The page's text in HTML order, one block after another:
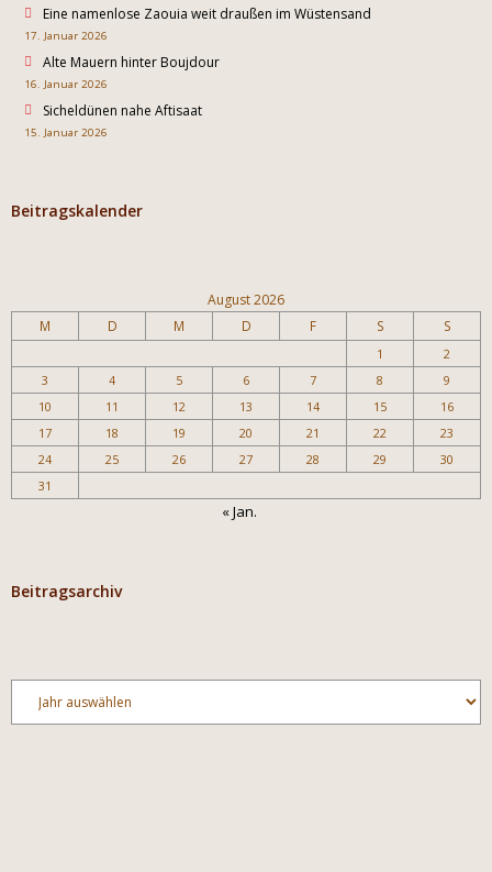
Eine namenlose Zaouia weit draußen im Wüstensand
17. Januar 2026
Alte Mauern hinter Boujdour
16. Januar 2026
Sicheldünen nahe Aftisaat
15. Januar 2026
Beitragskalender
August 2026
M D M D F S S
1
2
3
4 5 6 7 8
9
10
11 12 13 14 15
16
17
18 19 20 21 22
23
24
25 26 27 28 29
30
31
« Jan.
Beitragsarchiv
Archiv